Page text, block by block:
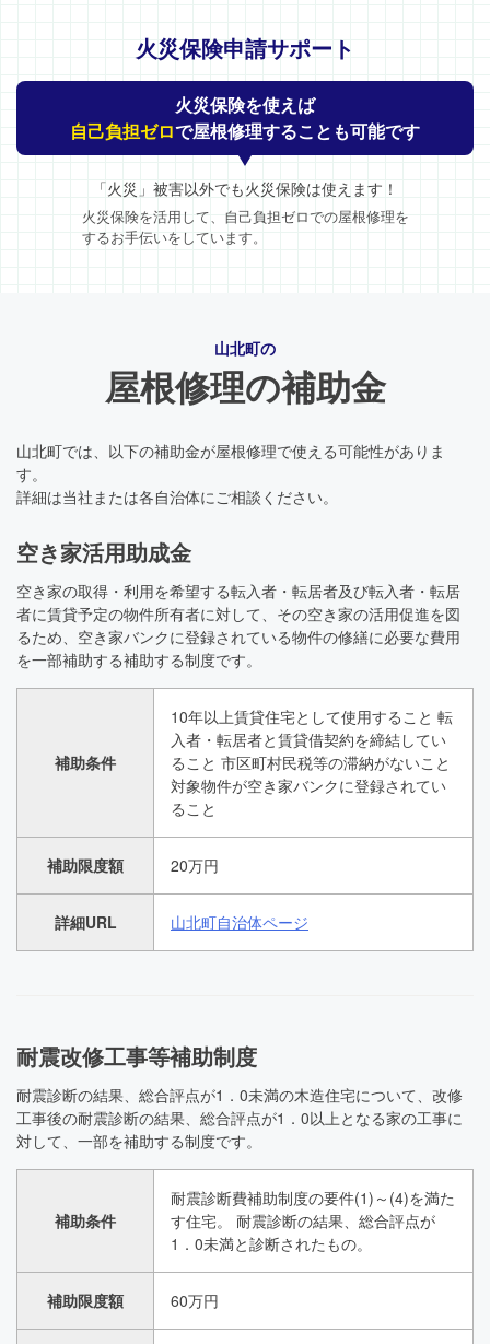
火災保険申請サポート
火災保険を使えば
自己負担ゼロで屋根修理することも可能です
「火災」被害以外でも火災保険は使えます！
火災保険を活用して、自己負担ゼロでの屋根修理を
するお手伝いをしています。
山北町の
屋根修理の補助金
山北町では、以下の補助金が屋根修理で使える可能性がありま
す。
詳細は当社または各自治体にご相談ください。
空き家活用助成金
空き家の取得・利用を希望する転入者・転居者及び転入者・転居
者に賃貸予定の物件所有者に対して、その空き家の活用促進を図
るため、空き家バンクに登録されている物件の修繕に必要な費用
を一部補助する補助する制度です。
補助条件
10年以上賃貸住宅として使用すること 転
入者・転居者と賃貸借契約を締結してい
ること 市区町村民税等の滞納がないこと
対象物件が空き家バンクに登録されてい
ること
補助限度額 20万円
詳細URL 山北町自治体ページ
耐震改修工事等補助制度
耐震診断の結果、総合評点が1．0未満の木造住宅について、改修
工事後の耐震診断の結果、総合評点が1．0以上となる家の工事に
対して、一部を補助する制度です。
補助条件
耐震診断費補助制度の要件(1)～(4)を満た
す住宅。 耐震診断の結果、総合評点が
1．0未満と診断されたもの。
補助限度額 60万円